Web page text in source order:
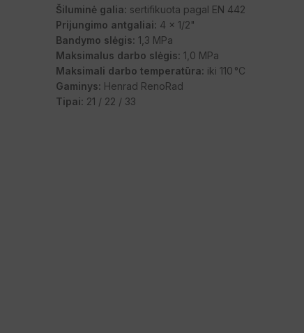
Šiluminė galia: sertifikuota pagal EN 442
Prijungimo antgaliai: 4 x 1/2"
Bandymo slėgis: 1,3 MPa
Maksimalus darbo slėgis: 1,0 MPa
Maksimali darbo temperatūra: iki 110 °C
Gaminys: Henrad RenoRad
Tipai: 21 / 22 / 33